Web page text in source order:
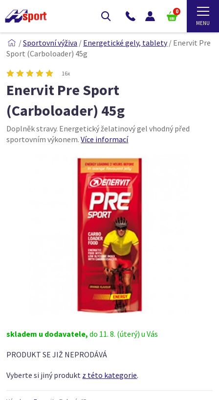
0
/Sportovní výživa / Energetické gely, tablety/ Enervit Pre
Sport (Carboloader) 45g
16x
Enervit Pre Sport
(Carboloader) 45g
Doplněk stravy. Energetický želatinový gel vhodný před
sportovním výkonem.Více informací
skladem u dodavatele,do 11. 8. (úterý) u Vás
PRODUKT SE JIŽ NEPRODÁVÁ
Vyberte si jiný produkt z této kategorie.